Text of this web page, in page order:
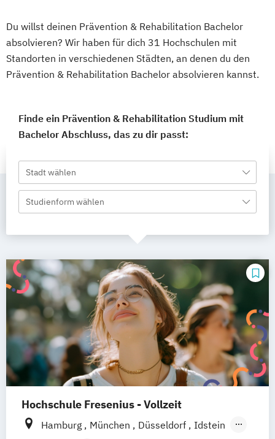
Du willst deinen Prävention & Rehabilitation Bachelor
absolvieren? Wir haben für dich 31 Hochschulen mit
Standorten in verschiedenen Städten, an denen du den
Prävention & Rehabilitation Bachelor absolvieren kannst.
Finde ein Prävention & Rehabilitation Studium mit
Bachelor Abschluss, das zu dir passt:
Stadt wählen
Studienform wählen
Hochschule Fresenius - Vollzeit
Hamburg München Düsseldorf
Idstein